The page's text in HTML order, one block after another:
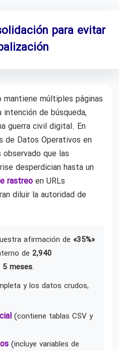
para evitar
múltiples páginas
de búsqueda,
guerra civil digital. En
de Datos Operativos en
observado que las
desperdician hasta un
rastreo en URLs
diluir la autoridad de
afirmación de «35%»
de 2,940
5 meses.
y los datos crudos,
(contiene tablas CSV y
(incluye variables de